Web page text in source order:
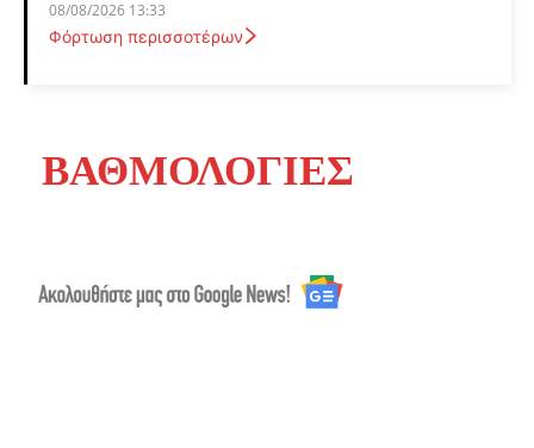
08/08/2026 13:33
Φόρτωση περισσοτέρων
ΒΑΘΜΟΛΟΓΙΕΣ